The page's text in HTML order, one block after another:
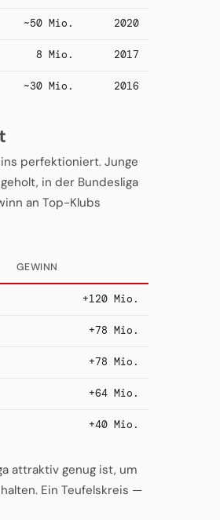
~50 Mio. 2020
8 Mio. 2017
~30 Mio. 2016
perfektioniert. Junge
in der Bundesliga
an Top-Klubs
GEWINN
+120 Mio.
+78 Mio.
+78 Mio.
+64 Mio.
+40 Mio.
attraktiv genug ist, um
Ein Teufelskreis —